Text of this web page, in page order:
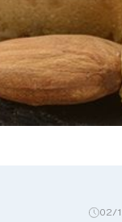
02/